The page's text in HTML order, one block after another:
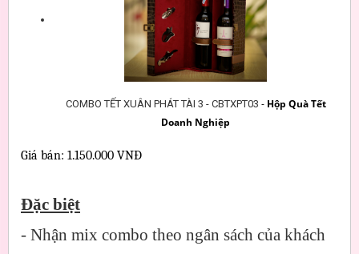
COMBO TẾT XUÂN PHÁT TÀI 3 - CBTXPT03 - Hộp Quà Tết
Doanh Nghiệp
Giá bán: 1.150.000 VNĐ
Đặc biệt
- Nhận mix combo theo ngân sách của khách